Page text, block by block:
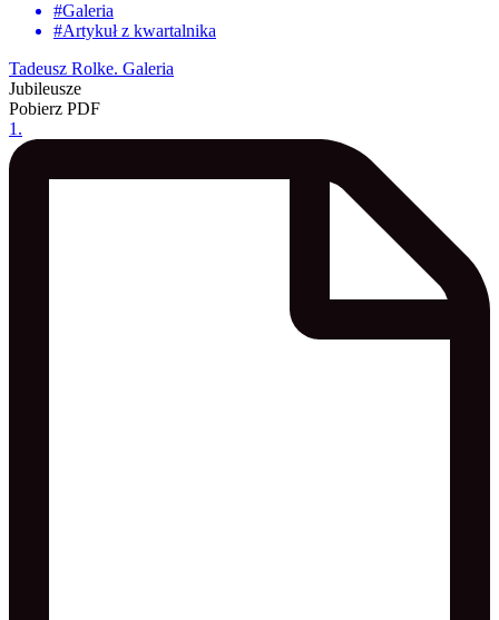
#Galeria
#Artykuł z kwartalnika
Tadeusz Rolke. Galeria
Jubileusze
Pobierz PDF
1.